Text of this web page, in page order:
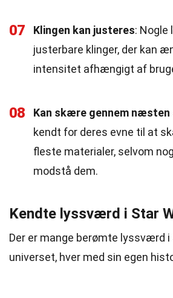
07 Klingen kan justeres:
justerbare klinger, der kan
intensitet afhængigt af
08 Kan skære gennem næsten
kendt for deres evne til at
fleste materialer, selvom
modstå dem.
Kendte lyssværd i Star
Der er mange berømte lyssværd i
universet, hver med sin egen